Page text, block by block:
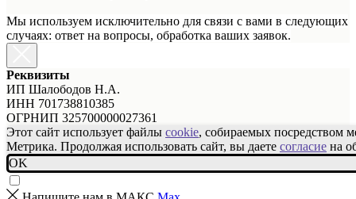
Мы используем исключительно для связи с вами в следующих
случаях: ответ на вопросы, обработка ваших заявок.
Реквизиты
ИП Шалободов Н.А.
ИНН 701738810385
ОГРНИП 325700000027361
Этот сайт использует файлы cookie, собираемых посредством
Метрика. Продолжая использовать сайт, вы даете согласие на
OK